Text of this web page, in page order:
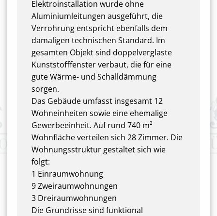
Elektroinstallation wurde ohne
Aluminiumleitungen ausgeführt, die
Verrohrung entspricht ebenfalls dem
damaligen technischen Standard. Im
gesamten Objekt sind doppelverglaste
Kunststofffenster verbaut, die für eine
gute Wärme- und Schalldämmung
sorgen.
Das Gebäude umfasst insgesamt 12
Wohneinheiten sowie eine ehemalige
Gewerbeeinheit. Auf rund 740 m²
Wohnfläche verteilen sich 28 Zimmer. Die
Wohnungsstruktur gestaltet sich wie
folgt:
1 Einraumwohnung
9 Zweiraumwohnungen
3 Dreiraumwohnungen
Die Grundrisse sind funktional